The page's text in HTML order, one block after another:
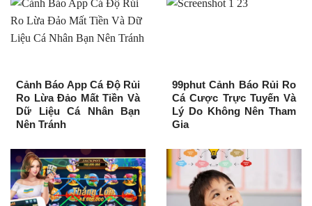
Cảnh Báo App Cá Độ Rủi
Ro Lừa Đảo Mất Tiền Và
Dữ Liệu Cá Nhân Bạn
Nên Tránh
99phut Cảnh Báo Rủi Ro
Cá Cược Trực Tuyến Và
Lý Do Không Nên Tham
Gia